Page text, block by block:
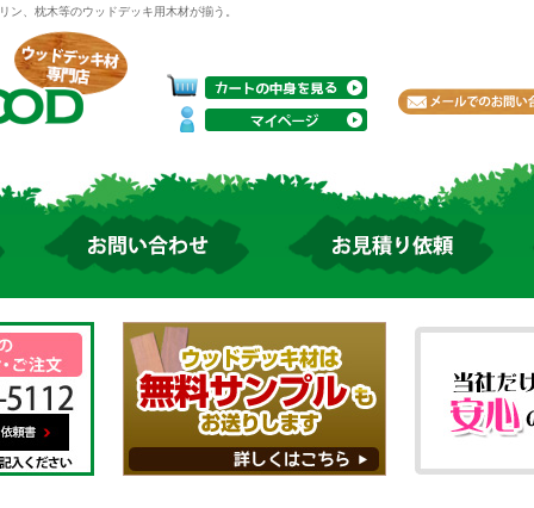
、枕木等のウッドデッキ用木材が揃う。